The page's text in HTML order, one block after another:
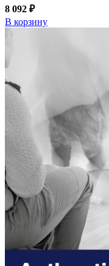
8 092 ₽
В корзину